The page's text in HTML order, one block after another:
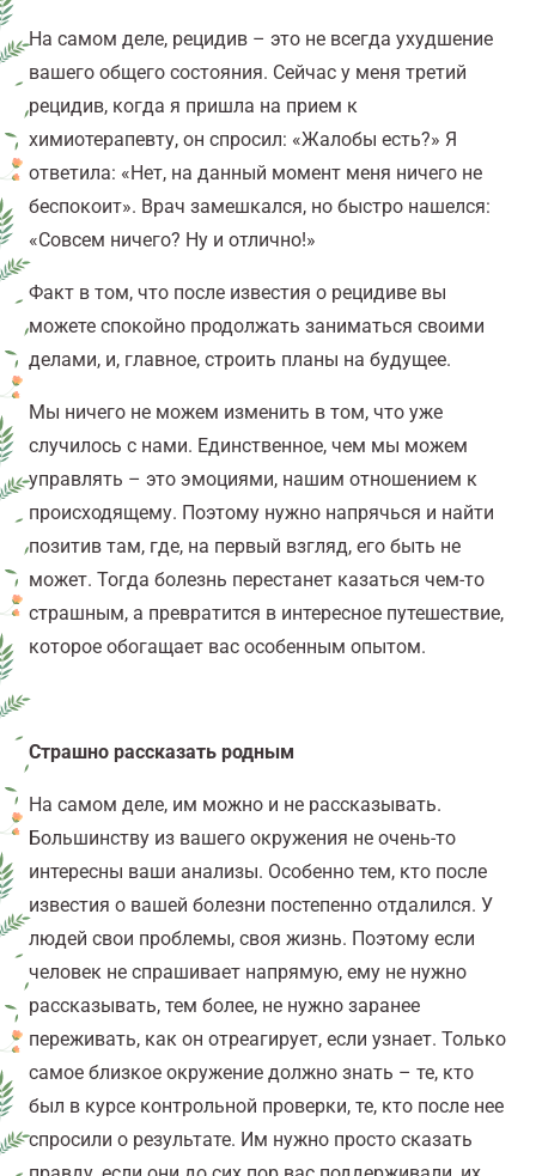
На самом деле, рецидив – это не всегда ухудшение
вашего общего состояния. Сейчас у меня третий
рецидив, когда я пришла на прием к
химиотерапевту, он спросил: «Жалобы есть?» Я
ответила: «Нет, на данный момент меня ничего не
беспокоит». Врач замешкался, но быстро нашелся:
«Совсем ничего? Ну и отлично!»
Факт в том, что после известия о рецидиве вы
можете спокойно продолжать заниматься своими
делами, и, главное, строить планы на будущее.
Мы ничего не можем изменить в том, что уже
случилось с нами. Единственное, чем мы можем
управлять – это эмоциями, нашим отношением к
происходящему. Поэтому нужно напрячься и найти
позитив там, где, на первый взгляд, его быть не
может. Тогда болезнь перестанет казаться чем-то
страшным, а превратится в интересное путешествие,
которое обогащает вас особенным опытом.
Страшно рассказать родным
На самом деле, им можно и не рассказывать.
Большинству из вашего окружения не очень-то
интересны ваши анализы. Особенно тем, кто после
известия о вашей болезни постепенно отдалился. У
людей свои проблемы, своя жизнь. Поэтому если
человек не спрашивает напрямую, ему не нужно
рассказывать, тем более, не нужно заранее
переживать, как он отреагирует, если узнает. Только
самое близкое окружение должно знать – те, кто
был в курсе контрольной проверки, те, кто после нее
спросили о результате. Им нужно просто сказать